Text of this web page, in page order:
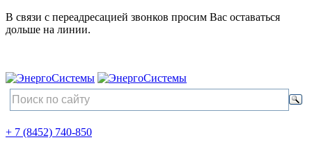
В связи с переадресацией звонков просим Вас оставаться
дольше на линии.
+ 7 (8452) 740-850